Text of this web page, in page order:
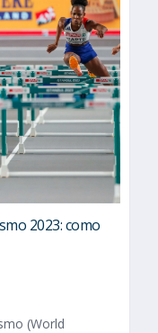
2023: como
(World